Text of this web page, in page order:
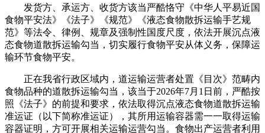
发货方、承运方、收货方该当严酷恪守《中华人平易近国
食物平安法》《法子》《规范》《液态食物散拆运输手艺规
范》等法令、律例、规章及强制性国度尺度，依法开展沉点液
态食物道散拆运输勾当，切实履行食物平安从体义务，保障运
输环节食物平安。
正在我省行政区域内，道运输运营者处置《目次》范畴内
食物品种的道散拆运输勾当，该当于2026年7月1日前，严酷按
照《法子》的前提和要求，依法取得沉点液态食物道散拆运输
准运证（以下简称准运证），其所用运输容器需一一取得运输
容器证明，方可开展相关运输运营勾当。食物出产运营者利用